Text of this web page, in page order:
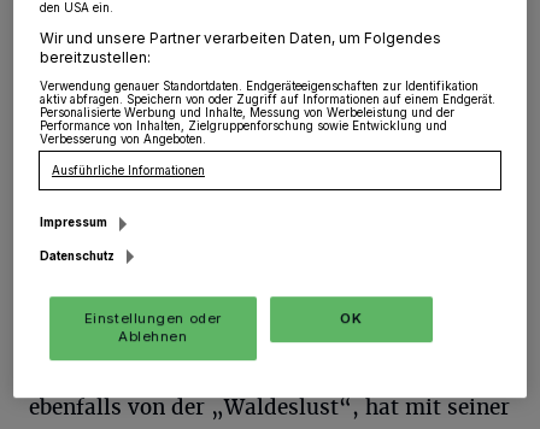
Wunsch, einmal Schützenkönig von Allrath zu
sein, lebte schon länger in mir“, erzählt er.
Wendi Holz stand diesem Vorhaben von
Anfang an mit Begeisterung gegenüber: „Ich
habe sofort große Freude empfunden, weil ich
schon als Kind davon geträumt habe, einmal
Königin zu sein.“ So wurde aus einem Traum
Wirklichkeit und beide sind voller Vorfreude
auf die bevorstehenden Aufgaben.
ebenfalls von der „Waldeslust“, hat mit seiner
den USA ein.
Wir und unsere Partner verarbeiten Daten, um Folgendes
bereitzustellen:
Verwendung genauer Standortdaten. Endgeräteeigenschaften zur Identifikation
aktiv abfragen. Speichern von oder Zugriff auf Informationen auf einem Endgerät.
Personalisierte Werbung und Inhalte, Messung von Werbeleistung und der
Performance von Inhalten, Zielgruppenforschung sowie Entwicklung und
Verbesserung von Angeboten.
Ausführliche Informationen
Impressum
Datenschutz
Einstellungen oder
Ablehnen
OK